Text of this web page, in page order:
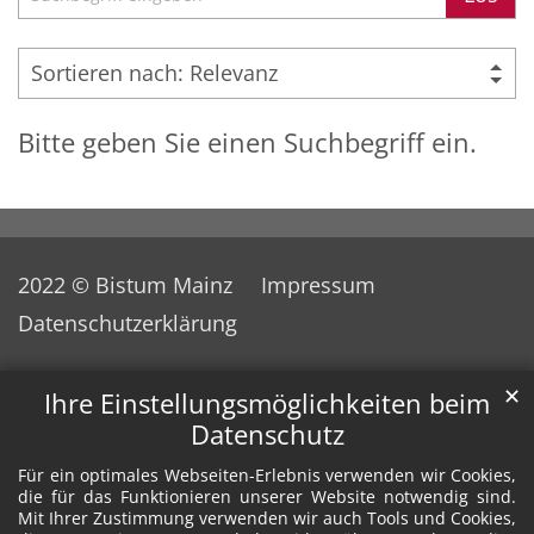
Ihre Einstellungsmöglichkeiten beim
Datenschutz
Für ein optimales Webseiten-Erlebnis verwenden wir Cookies,
die für das Funktionieren unserer Website notwendig sind.
Mit Ihrer Zustimmung verwenden wir auch Tools und Cookies,
✕
Bitte geben Sie einen Suchbegriff ein.
2022 © Bistum Mainz
Impressum
Datenschutzerklärung